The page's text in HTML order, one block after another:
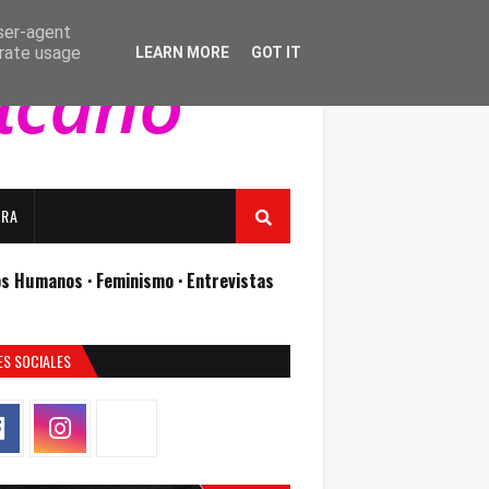
Humanos · Feminismo · Entrevistas
SOCIALES
agent
usage
LEARN MORE GOT IT